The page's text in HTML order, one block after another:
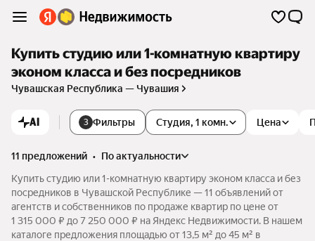
Купить студию или 1-комнатную квартиру
эконом класса и без посредников
Чувашская Республика — Чувашия
AI 3 Фильтры Студия, 1 комн. Цена
11 предложений •
по актуальности
Купить студию или 1-комнатную квартиру эконом класса и без
посредников в Чувашской Республике — 11 объявлений от
агентств и собственников по продаже квартир по цене от
1 315 000 ₽ до 7 250 000 ₽ на Яндекс Недвижимости. В нашем
каталоге предложения площадью от 13,5 м² до 45 м² в